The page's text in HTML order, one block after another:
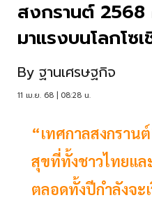
สงกรานต์ 2568
มาแรงบนโลกโซ
By ฐานเศรษฐกิจ
11 เม.ย. 68 | 08:28 น.
“เทศกาลสงกราน
สุขที่ทั้งชาวไทยแล
ตลอดทั้งปีกำลังจะ